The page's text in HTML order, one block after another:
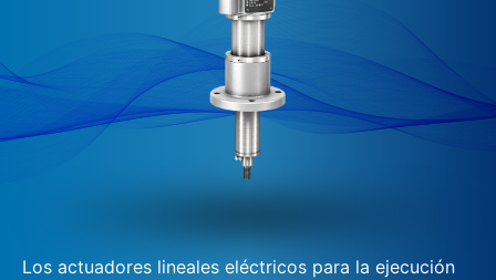
Contacto
Los actuadores lineales eléctricos para la ejecución